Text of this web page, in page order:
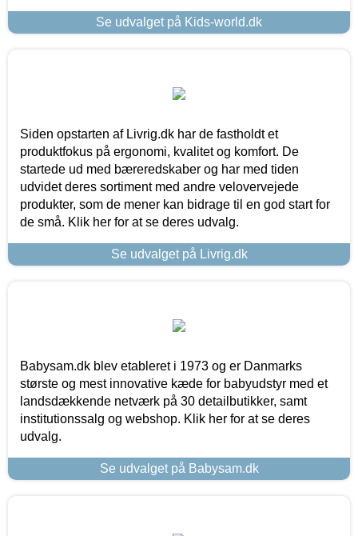
Se udvalget på Kids-world.dk
Siden opstarten af Livrig.dk har de fastholdt et
produktfokus på ergonomi, kvalitet og komfort. De
startede ud med bæreredskaber og har med tiden
udvidet deres sortiment med andre velovervejede
produkter, som de mener kan bidrage til en god start for
de små. Klik her for at se deres udvalg.
Se udvalget på Livrig.dk
Babysam.dk blev etableret i 1973 og er Danmarks
største og mest innovative kæde for babyudstyr med et
landsdækkende netværk på 30 detailbutikker, samt
institutionssalg og webshop. Klik her for at se deres
udvalg.
Se udvalget på Babysam.dk